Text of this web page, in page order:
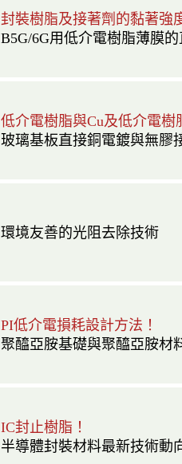
封裝樹脂及接著劑的黏著強
B5G/6G用低介電樹脂薄膜
低介電樹脂與Cu及低介電樹
玻璃基板直接銅電鍍與無膠
環境友善的光阻去除技術
PI低介電損耗設計方法！
聚醯亞胺基礎與聚醯亞胺材
IC封止樹脂！
半導體封裝材料最新技術動